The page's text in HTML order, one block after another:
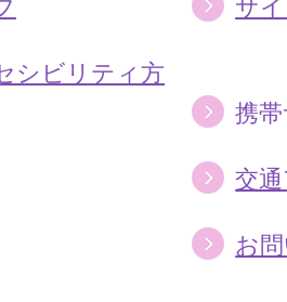
サ
シビリティ方
携
交
お